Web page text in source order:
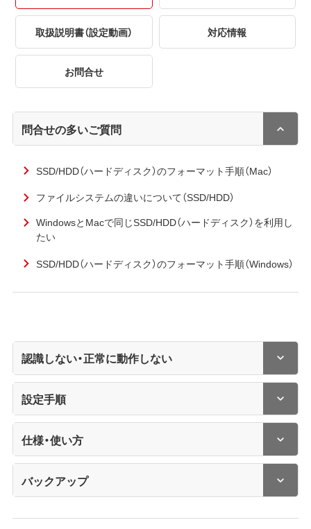
取扱説明書（設定動画） 対応情報
お問合せ
問合せの多いご質問
SSD/HDD（ハードディスク）のフォーマット手順（Mac）
ファイルシステムの違いについて（SSD/HDD）
WindowsとMacで同じSSD/HDD（ハードディスク）を利用し
たい
SSD/HDD（ハードディスク）のフォーマット手順（Windows）
認識しない・正常に動作しない
設定手順
仕様・使い方
バックアップ